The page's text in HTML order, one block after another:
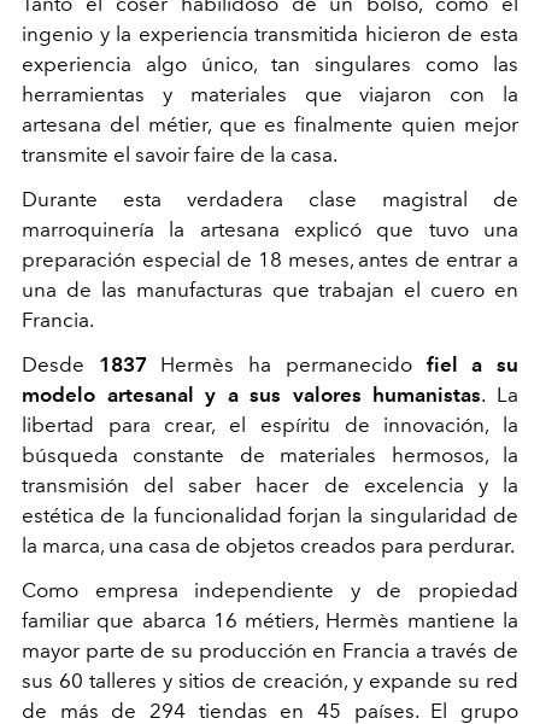
ingenio y la experiencia transmitida hicieron de esta
experiencia algo único, tan singulares como las
herramientas y materiales que viajaron con la
artesana del métier, que es finalmente quien mejor
transmite el savoir faire de la casa.
Durante esta verdadera clase magistral de
marroquinería la artesana explicó que tuvo una
preparación especial de 18 meses, antes de entrar a
una de las manufacturas que trabajan el cuero en
Francia.
Desde 1837 Hermès ha permanecido fiel a su
modelo artesanal y a sus valores humanistas. La
libertad para crear, el espíritu de innovación, la
búsqueda constante de materiales hermosos, la
transmisión del saber hacer de excelencia y la
estética de la funcionalidad forjan la singularidad de
la marca, una casa de objetos creados para perdurar.
Como empresa independiente y de propiedad
familiar que abarca 16 métiers, Hermès mantiene la
mayor parte de su producción en Francia a través de
sus 60 talleres y sitios de creación, y expande su red
de más de 294 tiendas en 45 países. El grupo